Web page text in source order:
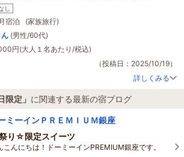
し
宿泊 (家族旅行)
ん (男性/60代)
円(大人１名あたり/税込)
（投稿日：2025/10/19）
詳しくみる
限定」 に関連する最新の宿ブログ
ミーインＰＲＥＭＩＵＭ銀座
り☆限定スイーツ
こんにちは！ドーミーインPREMIUM銀座です。